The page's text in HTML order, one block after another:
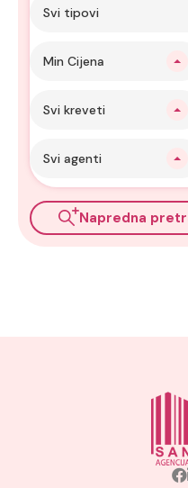
Svi tipovi
Min Cijena
Svi kreveti
Svi agenti
Napredna